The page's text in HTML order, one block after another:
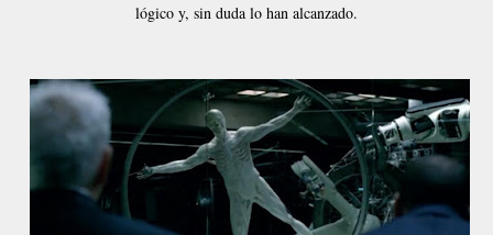
lógico y, sin duda lo han alcanzado.